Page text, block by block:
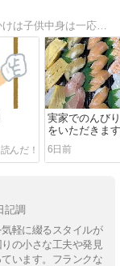
書いてる人おかにゃ、身長１３９cm、見かけは子供中身は一応大人、のほほんな日々を書いています
実家でのんび
をいただきま
6日前
記調
軽に綴るスタイルが
の小さな工夫や発見
います。フランクな